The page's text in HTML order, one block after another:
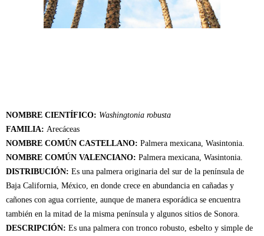
NOMBRE CIENTÍFICO: Washingtonia robusta
FAMILIA: Arecáceas
NOMBRE COMÚN CASTELLANO: Palmera mexicana, Wasintonia.
NOMBRE COMÚN VALENCIANO: Palmera mexicana, Wasintonia.
DISTRIBUCIÓN: Es una palmera originaria del sur de la península de
Baja California, México, en donde crece en abundancia en cañadas y
cañones con agua corriente, aunque de manera esporádica se encuentra
también en la mitad de la misma península y algunos sitios de Sonora.
DESCRIPCIÓN: Es una palmera con tronco robusto, esbelto y simple de